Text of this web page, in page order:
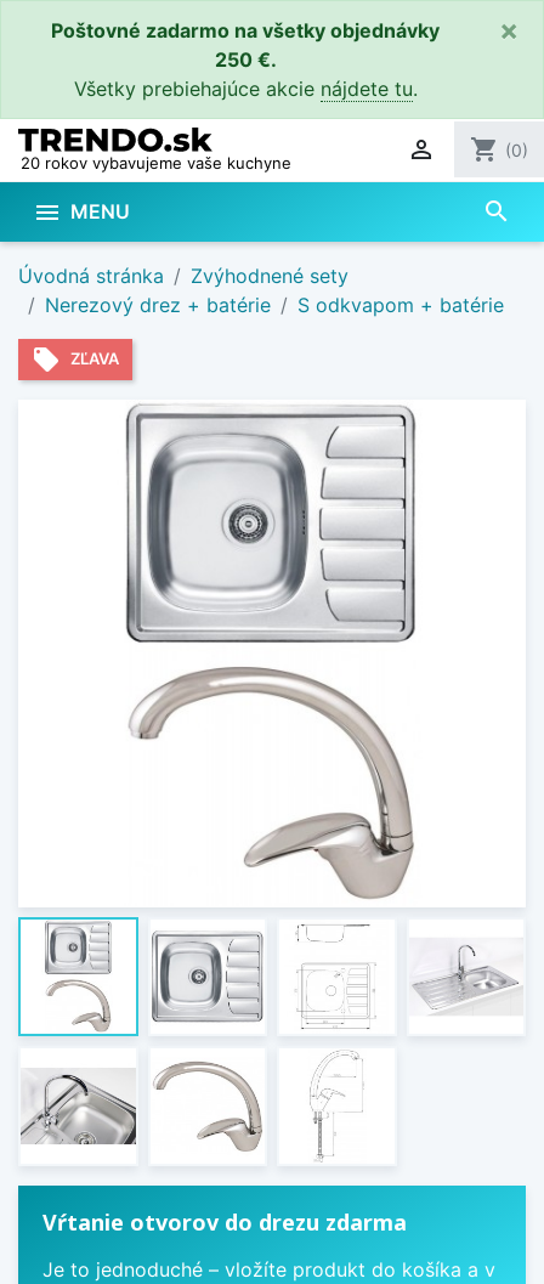
Poštovné zadarmo na všetky objednávky
250 €.
Všetky prebiehajúce akcie nájdete tu.
×
20 rokov vybavujeme vaše kuchyne  shopping_cart (0)
 MENU search
Úvodná stránka
Zvýhodnené sety
Nerezový drez + batérie
S odkvapom + batérie
local_offer ZĽAVA
Vŕtanie otvorov do drezu zdarma
Je to jednoduché – vložíte produkt do košíka a v